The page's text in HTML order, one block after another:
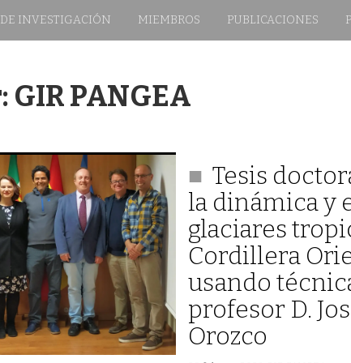
INVESTIGACIÓN MIEMBROS PUBLICACIONES
GIR PANGEA
Tesis
la dinámica y
glaciares
Cordillera
usando
profesor D.
Orozco